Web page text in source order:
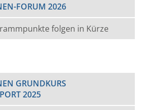
FORUM 2026
folgen in Kürze
GRUNDKURS
2025